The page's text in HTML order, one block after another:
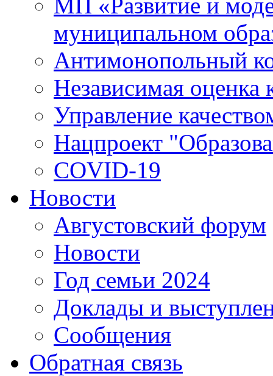
муниципальном
Антимонопольный
Независимая оценка
Управление
Нацпроект
COVID-19
Новости
Августовский форум
Новости
Год семьи 2024
Доклады и
Сообщения
Обратная связь